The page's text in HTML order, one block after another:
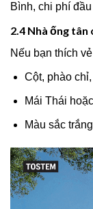
Bình, chi phí
2.4 Nhà ống tân
Nếu bạn thích
Cột, phào
Mái Thái
Màu sắc